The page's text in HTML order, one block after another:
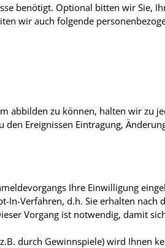
benötigt. Optional bitten wir Sie,
wir auch folgende
abbilden zu können, halten wir zu
Ereignissen Eintragung,
Ihre Einwilligung
Verfahren, d.h. Sie erhalten nach
Vorgang ist notwendig, damit
durch Gewinnspiele) wird Ihnen